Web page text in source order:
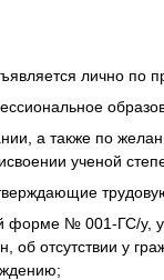
лично по
а также по
ученой
форме № 001-ГС/у,
отсутствии у